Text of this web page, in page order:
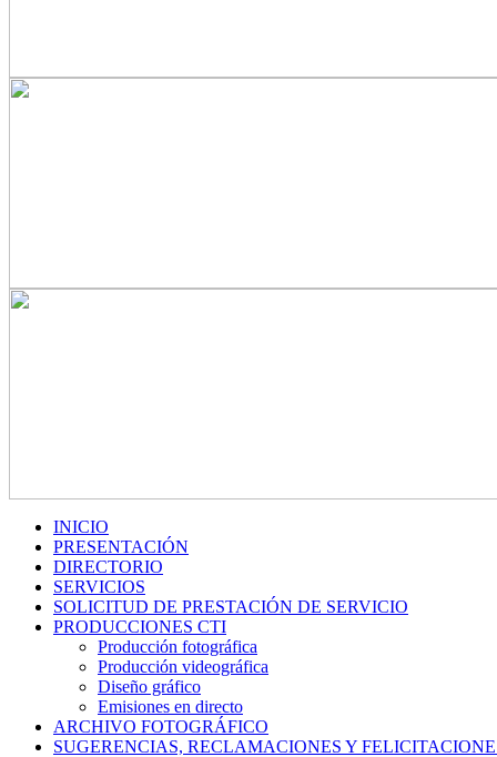
INICIO
PRESENTACIÓN
DIRECTORIO
SERVICIOS
SOLICITUD DE PRESTACIÓN DE SERVICIO
PRODUCCIONES CTI
Producción fotográfica
Producción videográfica
Diseño gráfico
Emisiones en directo
ARCHIVO FOTOGRÁFICO
SUGERENCIAS, RECLAMACIONES Y